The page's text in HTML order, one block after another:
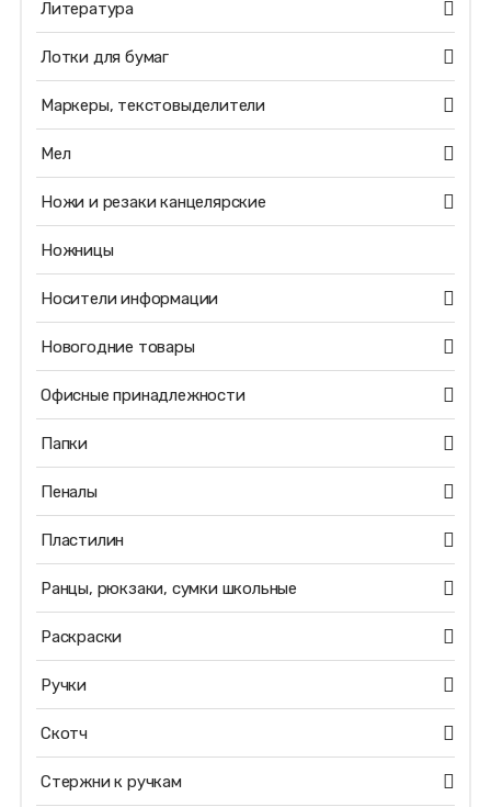
Литература
Лотки для бумаг
Маркеры, текстовыделители
Мел
Ножи и резаки канцелярские
Ножницы
Носители информации
Новогодние товары
Офисные принадлежности
Папки
Пеналы
Пластилин
Ранцы, рюкзаки, сумки школьные
Раскраски
Ручки
Скотч
Стержни к ручкам